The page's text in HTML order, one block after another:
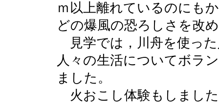
ｍ以上離れているのにも
どの爆風の恐ろしさを改
見学では，川舟を使っ
人々の生活についてボラ
ました。
火おこし体験もしまし